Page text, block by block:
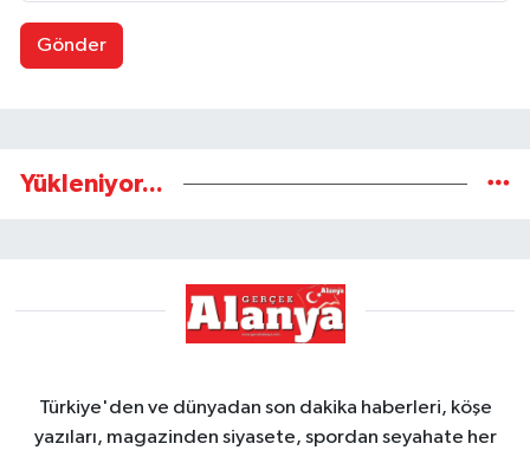
Gönder
Yükleniyor...
Türkiye'den ve dünyadan son dakika haberleri, köşe
yazıları, magazinden siyasete, spordan seyahate her